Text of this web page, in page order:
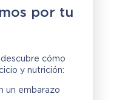
por tu
cómo
y nutrición:
un embarazo